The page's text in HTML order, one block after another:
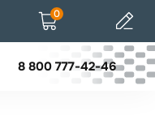
8 800 777-42-46
0